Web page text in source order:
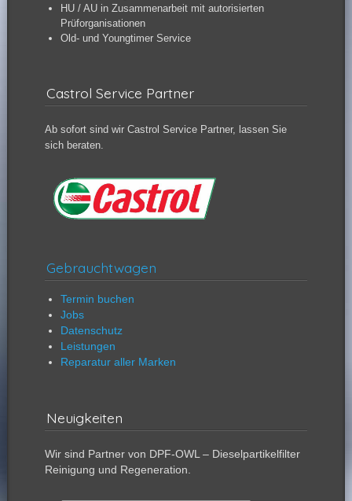
HU / AU in Zusammenarbeit mit autorisierten
Prüforganisationen
Old- und Youngtimer Service
Castrol Service Partner
Ab sofort sind wir Castrol Service Partner, lassen Sie
sich beraten.
Gebrauchtwagen
Termin buchen
Jobs
Datenschutz
Leistungen
Reparatur aller Marken
Neuigkeiten
Wir sind Partner von DPF-OWL – Dieselpartikelfilter
Reinigung und Regeneration.